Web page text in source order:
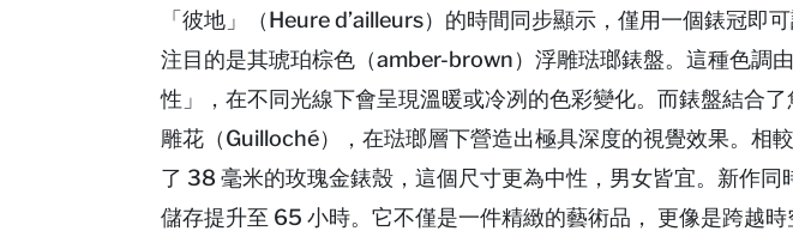
「彼地」（Heure d’ailleurs）的時間同步顯示，僅用一個錶冠即
注目的是其琥珀棕色（amber-brown）浮雕琺瑯錶盤。這種色調
性」，在不同光線下會呈現溫暖或冷冽的色彩變化。而錶盤結合
雕花（Guilloché），在琺瑯層下營造出極具深度的視覺效果。相
了 38 毫米的玫瑰金錶殼，這個尺寸更為中性，男女皆宜。新作
儲存提升至 65 小時。它不僅是一件精緻的藝術品， 更像是跨越